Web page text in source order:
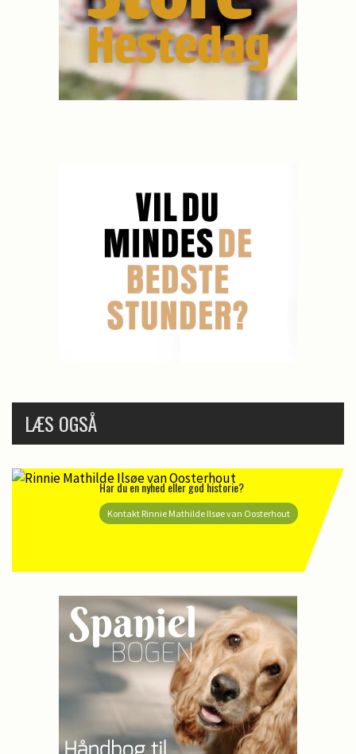
LÆS OGSÅ
Har du en nyhed eller god historie?
Kontakt Rinnie Mathilde Ilsøe van Oosterhout